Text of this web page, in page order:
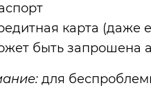
карта (даже
быть запрошена
для